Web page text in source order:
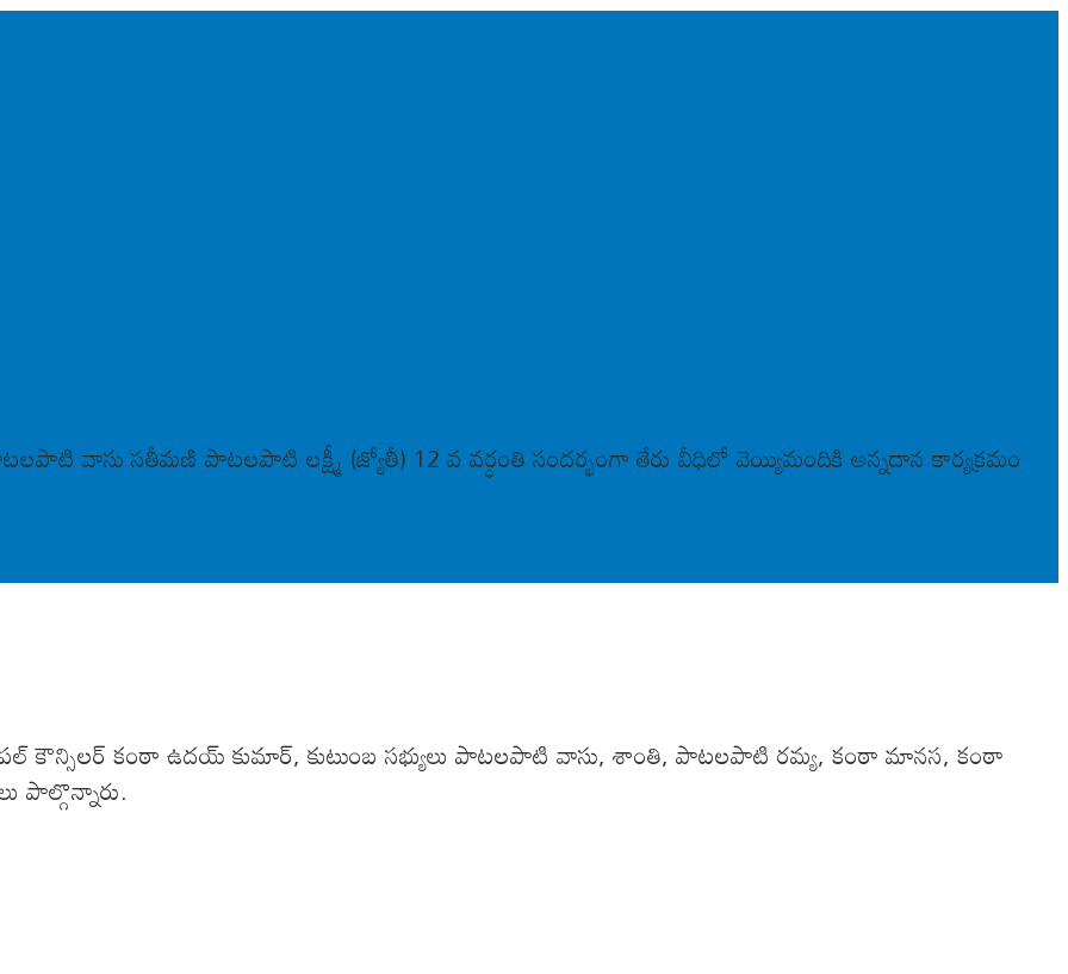
వాసు సతీమణి పాటలపాటి లక్ష్మీ (జ్యోతీ) 12 వ వర్ధంతి సందర్భంగా తేరు వీధిలో వెయ్యిమందికి అన్నదాన కార్యక్రమం
కౌన్సిలర్ కంఠా ఉదయ్ కుమార్, కుటుంబ సభ్యులు పాటలపాటి వాసు, శాంతి, పాటలపాటి రమ్య, కంఠా మానస, కంఠా
పాల్గొన్నారు.